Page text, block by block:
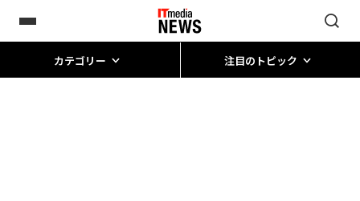
カテゴリー 注目のトピック